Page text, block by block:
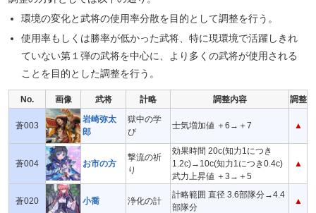
環境の変化と武将の使用率分散を目的として調整を行う。
使用率もしくは勝率が低かった武将、特に現環境で活躍しきれ
ていない第１弾の武将を中心に、より多くの武将が使用される
ことを目的とした調整を行う。
No. 画像 武将 計略 調整内容 調整
蒼003
岩崎弥太
郎
獄中の学
び
士気増加値 ＋6→＋7 ▲
蒼004 お市の方
撃流の祈
り
効果時間 20c(知力1につき
1.2c)→10c(知力1につき0.4c)
武力上昇値 ＋3→＋5
▲
蒼020 小喬 浄化の計
計略範囲 直径 3.6部隊分→4.4
部隊分
▲